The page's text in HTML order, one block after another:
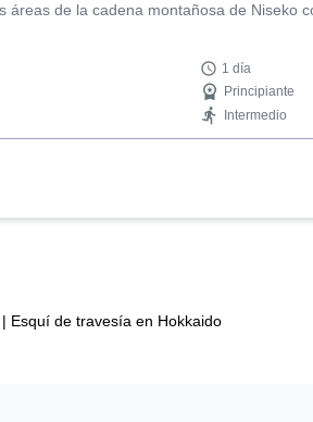
de la cadena montañosa de Niseko
1 día
Principiante
Intermedio
| Esquí de travesía en Hokkaido